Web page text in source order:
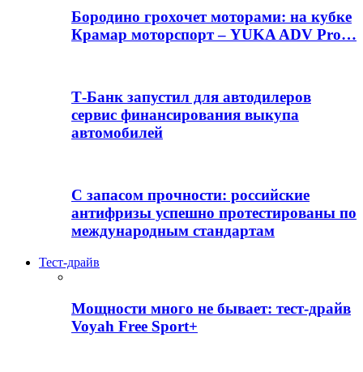
Бородино грохочет моторами: на кубке
Крамар моторспорт – YUKA ADV Pro…
Т-Банк запустил для автодилеров
сервис финансирования выкупа
автомобилей
С запасом прочности: российские
антифризы успешно протестированы по
международным стандартам
Тест-драйв
Мощности много не бывает: тест-драйв
Voyah Free Sport+